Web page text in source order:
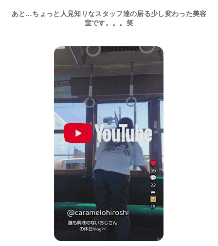
あと…ちょっと人見知りなスタッフ達の居る少し変わった美容
室です。。。笑